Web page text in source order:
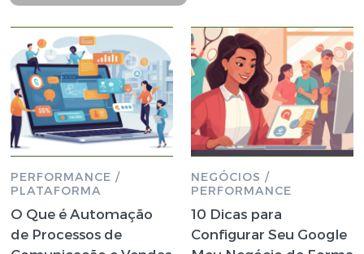
PERFORMANCE /
PLATAFORMA
O Que é Automação
de Processos de
NEGÓCIOS /
PERFORMANCE
10 Dicas para
Configurar Seu Google